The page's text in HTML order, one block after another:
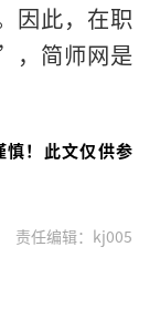
因此，在职
，简师网是
慎！此文仅供参
责任编辑：kj005